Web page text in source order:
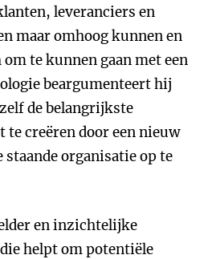
leveranciers en
maar omhoog kunnen en
te kunnen gaan met een
beargumenteert hij
de belangrijkste
creëren door een nieuw
organisatie op te
en inzichtelijke
helpt om potentiële